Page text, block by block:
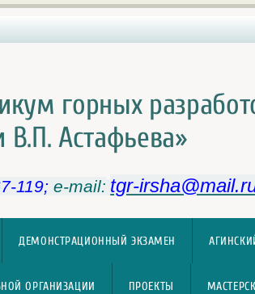
горных
В.П. Астафьева»
119;e-mail: tgr-
ДЕМОНСТРАЦИОННЫЙ ЭКЗАМЕН
ОРГАНИЗАЦИИ ПРОЕКТЫ